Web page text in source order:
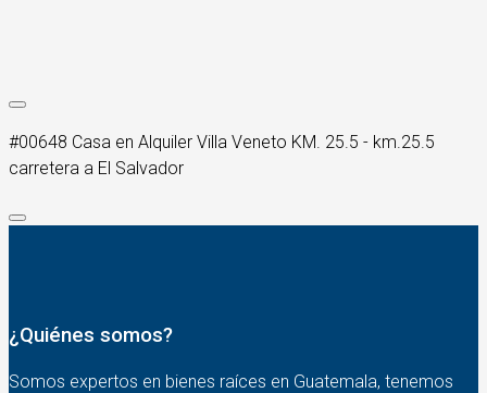
#00648 Casa en Alquiler Villa Veneto KM. 25.5 - km.25.5
carretera a El Salvador
¿Quiénes somos?
Somos expertos en bienes raíces en Guatemala, tenemos